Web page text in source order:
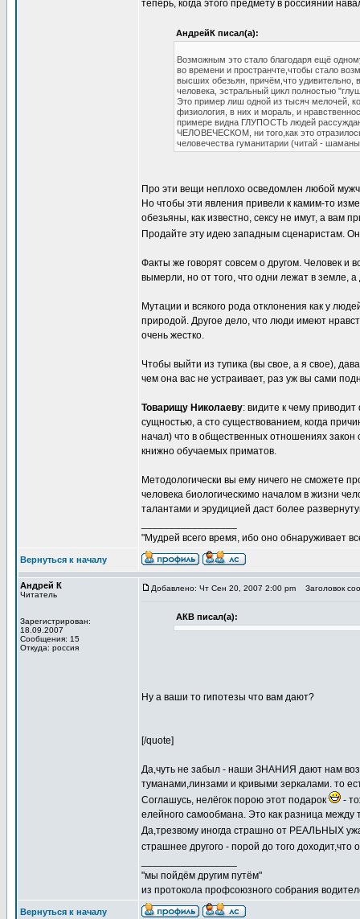
теперь, когда этого предмету в россиянии
АндрейК писал(а):
Возможным это стало благодаря ещё
во времени и пространчте,чтобы стало
высших обезьян, причём,что удивительно,
человека, эстральный цикл полностью
Это пример лиш одной из тысяч мелочей,
физиология, в них и мораль, и
примере видна ГЛУПОСТЬ людей
ЧЕЛОВЕЧЕСКОМ, ни того,как это
человечества гуманитарии (читай -
Про эти вещи неплохо осведомлен любой
Но чтобы эти явления привели к камим-то
обезьяны, как известно, сексу не имут, а вам
Продайте эту идею западным сценаристам.
Факты же говорят совсем о другом. Человек и
вымерли, но от того, что одни лежат в земле,
Мутации и всякого рода отклонения как у
природой. Другое дело, что люди имеют
очень жестко.
Чтобы выйти из тупика (вы свое, а я свое),
чем она вас не устраивает, раз уж вы сами
Товарищу Николаеву: видите к чему
сущностью, а сто существованием, когда
начал) что в общественных отношениях закон
книжно обучаемых приматов.
Методологически вы ему ничего не сможете
человека биологическимо началом в жизни
талантами и эрудицией даст более
"Мудрей всего время, ибо оно обнаруживает
Вернуться к началу
Андрей К
Читатель
Зарегистрирован:
18.09.2007
Сообщения: 15
Откуда: россия
Добавлено: Чт Сен 20, 2007 2:00 pm Заголовок
АКВ писал(а):
Ну а ваши то гипотезы что вам дают?
[/quote]
Да,чуть не забыл - наши ЗНАНИЯ дают нам
туманами,линзами и кривыми зеркалами. то
Соглашусь, нелёгок порою этот подарок
-
елейного самообмана. Это как разница
Да,трезвому иногда страшно от РЕАЛЬНЫХ
страшнее другого - порой до того
"мы пойдём другим путём"
из протокола профсоюзного собрания
Вернуться к началу